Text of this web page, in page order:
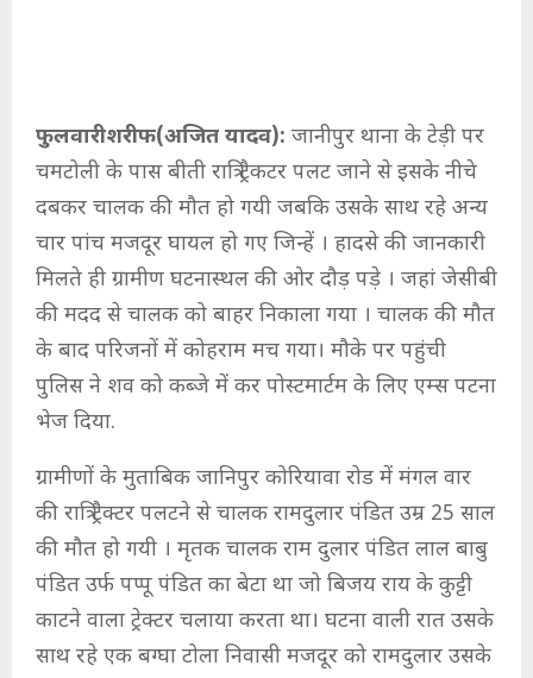
फुलवारीशरीफ(अजित यादव): जानीपुर थाना के टेड़ी पर
चमटोली के पास बीती रात्रि ट्रैकटर पलट जाने से इसके नीचे
दबकर चालक की मौत हो गयी जबकि उसके साथ रहे अन्य
चार पांच मजदूर घायल हो गए जिन्हें । हादसे की जानकारी
मिलते ही ग्रामीण घटनास्थल की ओर दौड़ पड़े । जहां जेसीबी
की मदद से चालक को बाहर निकाला गया । चालक की मौत
के बाद परिजनों में कोहराम मच गया। मौके पर पहुंची
पुलिस ने शव को कब्जे में कर पोस्टमार्टम के लिए एम्स पटना
भेज दिया.
ग्रामीणों के मुताबिक जानिपुर कोरियावा रोड में मंगल वार
की रात्रि ट्रैक्टर पलटने से चालक रामदुलार पंडित उम्र 25 साल
की मौत हो गयी । मृतक चालक राम दुलार पंडित लाल बाबु
पंडित उर्फ पप्पू पंडित का बेटा था जो बिजय राय के कुट्टी
काटने वाला ट्रेक्टर चलाया करता था। घटना वाली रात उसके
साथ रहे एक बग्घा टोला निवासी मजदूर को रामदुलार उसके